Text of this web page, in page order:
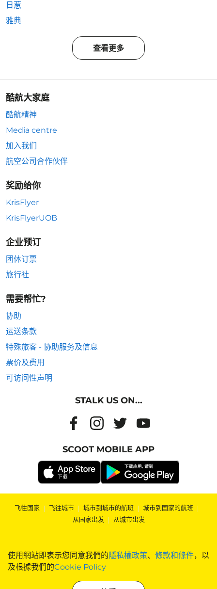
使用網站即表示您同意我們的隱私權政策、 條款和條件，以
及根據我們的Cookie Policy
日惹
雅典
查看更多
酷航大家庭
酷航精神
Media centre
加入我们
航空公司合作伙伴
奖励给你
KrisFlyer
KrisFlyerUOB
企业预订
团体订票
旅行社
需要帮忙?
协助
运送条款
特殊旅客 - 协助服务及信息
票价及费用
可访问性声明
STALK US ON...
SCOOT MOBILE APP
飞往国家 | 飞往城市 | 城市到城市的航班 | 城市到国家的航班 |
从国家出发 | 从城市出发